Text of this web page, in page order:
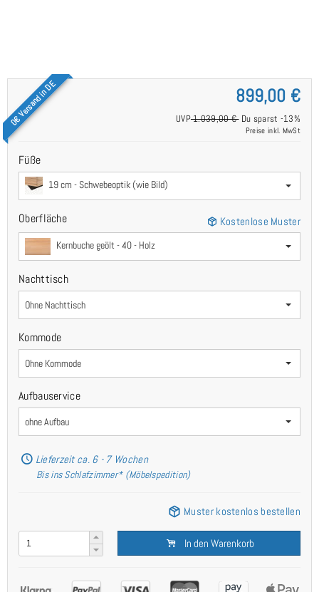
0€ Versand in DE 899,00 €
UVP1.039,00 €Du sparst -13%
Preise inkl. MwSt
Füße
19 cm - Schwebeoptik (wie Bild)
Oberfläche Kostenlose Muster
Kernbuche geölt - 40 - Holz
Nachttisch
Ohne Nachttisch
Kommode
Ohne Kommode
Aufbauservice
ohne Aufbau
Lieferzeit ca. 6 - 7 Wochen
Bis ins Schlafzimmer* (Möbelspedition)
Muster kostenlos bestellen
In den Warenkorb